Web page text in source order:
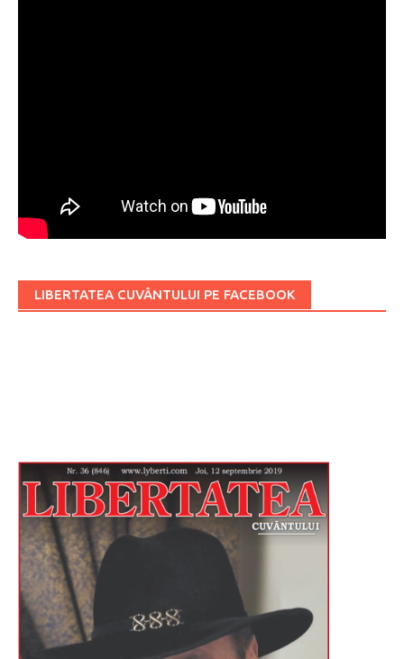
LIBERTATEA CUVÂNTULUI PE FACEBOOK